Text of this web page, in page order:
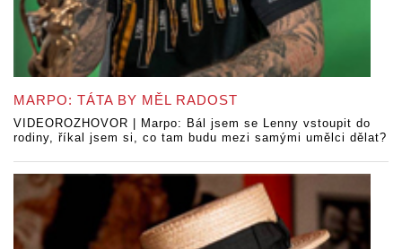
MARPO: TÁTA BY MĚL RADOST
VIDEOROZHOVOR | Marpo: Bál jsem se Lenny vstoupit do
rodiny, říkal jsem si, co tam budu mezi samými umělci dělat?